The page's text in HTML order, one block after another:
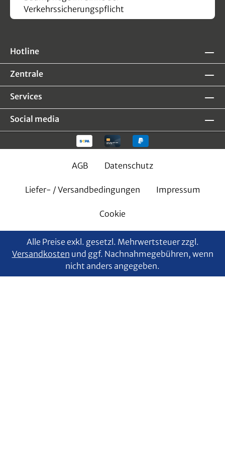
Verkehrssicherungspflicht
Hotline
Zentrale
Services
Social media
AGB Datenschutz
Liefer- / Versandbedingungen Impressum
Cookie
Alle Preise exkl. gesetzl. Mehrwertsteuer zzgl.
Versandkosten und ggf. Nachnahmegebühren, wenn
nicht anders angegeben.